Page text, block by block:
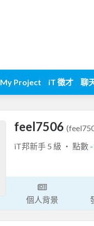
My Project iT 徵才 聊
feel7506
iT邦新手 5 級 ‧ 點數
個人背景